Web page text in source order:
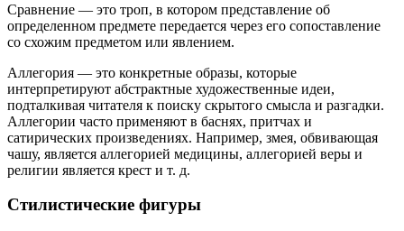
Сравнение — это троп, в котором представление об
определенном предмете передается через его сопоставление
со схожим предметом или явлением.
Аллегория — это конкретные образы, которые
интерпретируют абстрактные художественные идеи,
подталкивая читателя к поиску скрытого смысла и разгадки.
Аллегории часто применяют в баснях, притчах и
сатирических произведениях. Например, змея, обвивающая
чашу, является аллегорией медицины, аллегорией веры и
религии является крест и т. д.
Стилистические фигуры